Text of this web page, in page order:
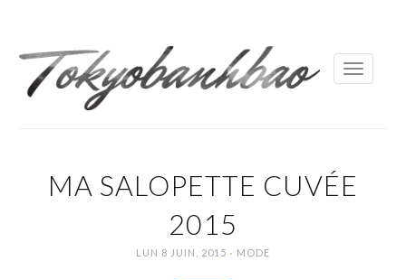
Toggle
MA SALOPETTE CUVÉE
2015
LUN 8 JUIN, 2015 · MODE